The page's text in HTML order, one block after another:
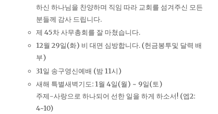
하신 하나님을 찬양하며 직임 따라 교회를 섬겨주신 모든
분들께 감사 드립니다.
제 45차 사무총회를 잘 마쳤습니다.
12월 29일(화) 비 대면 심방합니다. (헌금봉투및 달력 배
부)
31일 송구영신예배 (밤 11시)
새해 특별새벽기도: 1월 4일(월) ~ 9일(토)
주제-사랑으로 하나되어 선한 일을 하게 하소서! (엡2:
4~10)